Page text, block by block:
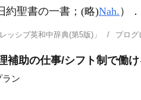
聖書の一書； (略)Nah. ） ．
ッシブ英和中辞典(第5版)」 プロ
補助の仕事/シフト制で働
ラン